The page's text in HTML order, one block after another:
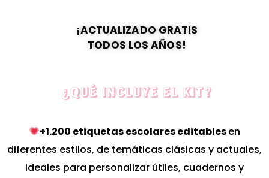
¡ACTUALIZADO GRATIS
TODOS LOS AÑOS!
¿QUÉ INCLUYE EL KIT?
+1.200 etiquetas escolares editablesen
diferentes estilos, de temáticas clásicas y actuales,
ideales para personalizar útiles, cuadernos y